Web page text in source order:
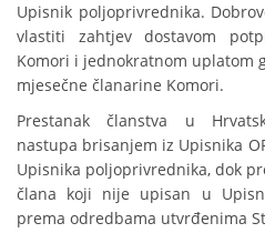
Upisnik poljoprivrednika.
vlastiti zahtjev dostavom
Komori i jednokratnom uplatom
mjesečne članarine Komori.
Prestanak članstva u
nastupa brisanjem iz Upisnika
Upisnika poljoprivrednika, dok
člana koji nije upisan u
prema odredbama utvrđenima